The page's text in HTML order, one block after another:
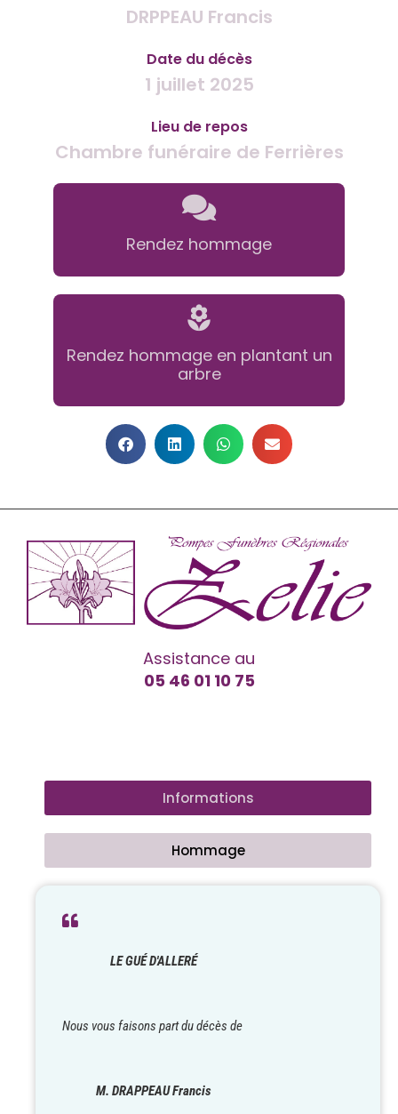
DRPPEAU Francis
Date du décès
1 juillet 2025
Lieu de repos
Chambre funéraire de Ferrières
Rendez hommage
Rendez hommage en plantant un
arbre
Assistance au
05 46 01 10 75
Informations
Hommage
LE GUÉ D'ALLERÉ
Nous vous faisons part du décès de
M. DRAPPEAU Francis